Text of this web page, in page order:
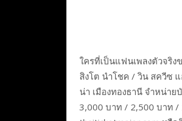
ใครที่เป็นแฟนเพลงตัวจริ
สิงโต นำโชค / วิน สควีซ
น่า เมืองทองธานี จำหน่า
3,000 บาท / 2,500 บาท /